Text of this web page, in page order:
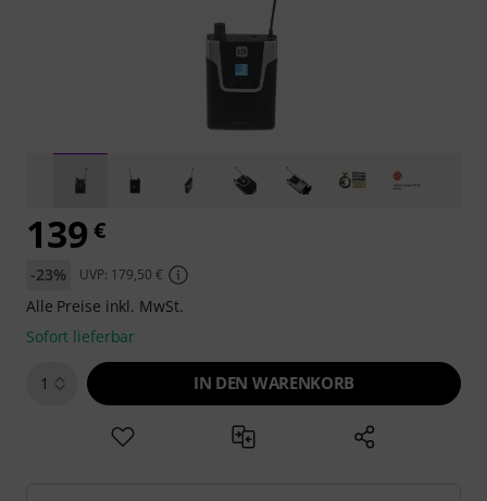
139 €
-23% UVP: 179,50 €
Alle Preise inkl. MwSt.
Sofort lieferbar
1 IN DEN WARENKORB